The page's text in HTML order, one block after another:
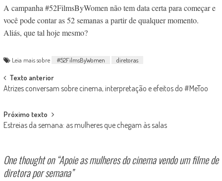
A campanha #52FilmsByWomen não tem data certa para começar e
você pode contar as 52 semanas a partir de qualquer momento.
Aliás, que tal hoje mesmo?
Leia mais sobre #52FilmsByWomen diretoras
Post
navigation
Texto anterior
Atrizes conversam sobre cinema, interpretação e efeitos do #MeToo
Próximo texto
Estreias da semana: as mulheres que chegam às salas
One thought on “Apoie as mulheres do cinema vendo um filme de
diretora por semana”